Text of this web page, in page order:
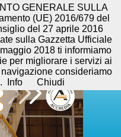
GENERALE SULLA
(UE) 2016/679 del
del 27 aprile 2016
sulla Gazzetta Ufficiale
2018 ti informiamo
per migliorare i servizi ai
consideriamo
Info Chiudi